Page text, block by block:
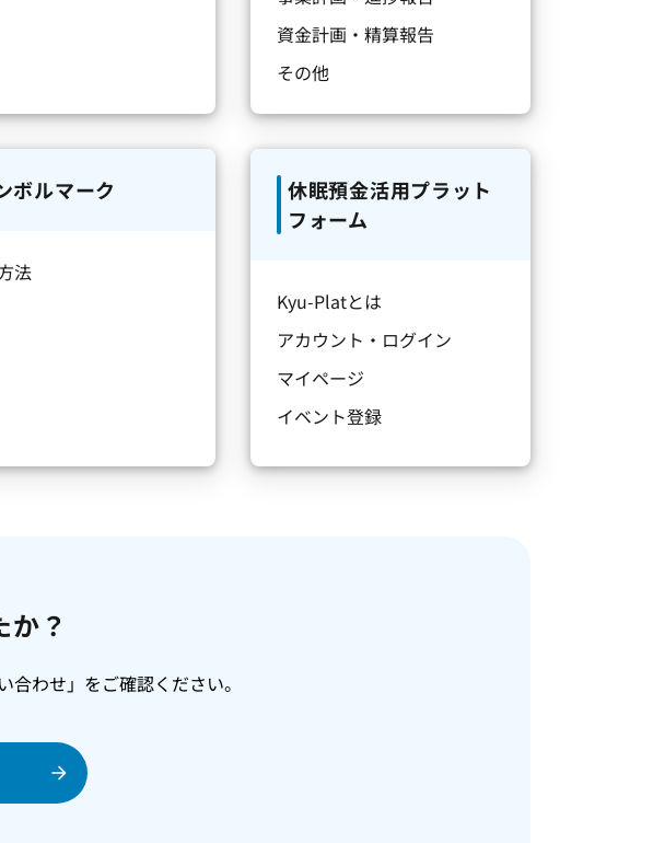
資金計画・精算報告
その他
ボルマーク
法
休眠預金活用プラット
フォーム
Kyu-Platとは
アカウント・ログイン
マイページ
イベント登録
か？
わせ」をご確認ください。